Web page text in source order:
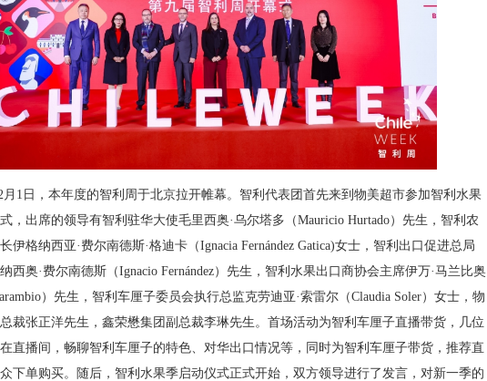
月1日，本年度的智利周于北京拉开帷幕。智利代表团首先来到物美超市参加智利水果
，出席的领导有智利驻华大使毛里西奥·乌尔塔多（Mauricio Hurtado）先生，智利农
伊格纳西亚·费尔南德斯·格迪卡（Ignacia Fernández Gatica)女士，智利出口促进总局
西奥·费尔南德斯（Ignacio Fernández）先生，智利水果出口商协会主席伊万·马兰比奥
）先生，智利车厘子委员会执行总监克劳迪亚·索雷尔（Claudia Soler）女士，物
裁张正洋先生，鑫荣懋集团副总裁李琳先生。首场活动为智利车厘子直播带货，几位
直播间，畅聊智利车厘子的特色、对华出口情况等，同时为智利车厘子带货，推荐直
下单购买。随后，智利水果季启动仪式正式开始，双方领导进行了发言，对新一季的